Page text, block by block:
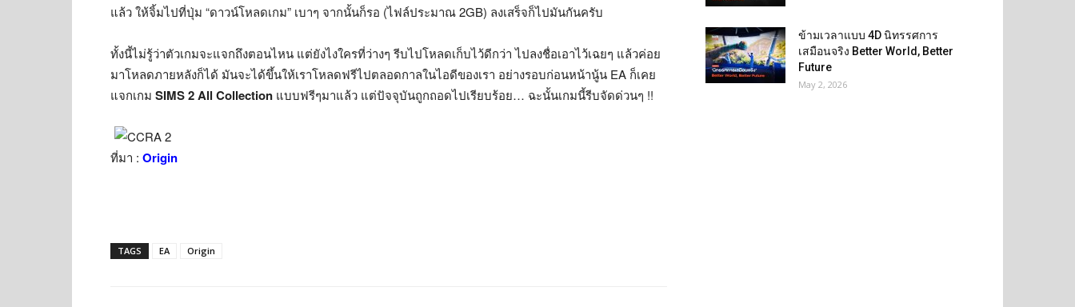
แล้ว ให้จิ้มไปที่ปุ่ม “ดาวน์โหลดเกม” เบาๆ จากนั้นก็รอ (ไฟล์ประมาณ 2GB) ลงเสร็จก็ไปมันกันครับ
ทั้งนี้ไม่รู้ว่าตัวเกมจะแจกถึงตอนไหน แต่ยังไงใครที่ว่างๆ รีบไปโหลดเก็บไว้ดีกว่า ไปลงชื่อเอาไว้เฉยๆ แล้วค่อย
มาโหลดภายหลังก็ได้ มันจะได้ขึ้นให้เราโหลดฟรีไปตลอดกาลในไอดีของเรา อย่างรอบก่อนหน้านู้น EA ก็เคย
แจกเกม SIMS 2 All Collection แบบฟรีๆมาแล้ว แต่ปัจจุบันถูกถอดไปเรียบร้อย… ฉะนั้นเกมนี้รีบจัดด่วนๆ !!
ที่มา : Origin
TAGS EA Origin
ข้ามเวลาแบบ 4D นิทรรศการ
เสมือนจริง Better World, Better
Future
May 2, 2026